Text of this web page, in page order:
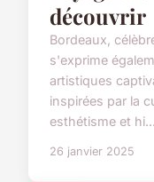
découvrir
Bordeaux,
s'exprime
artistiques
inspirées par la
esthétisme et hi...
26 janvier 2025